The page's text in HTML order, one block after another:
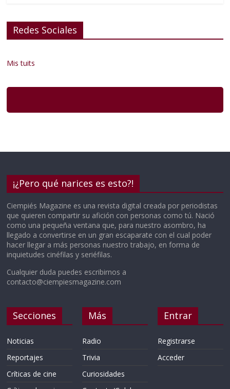
Redes Sociales
Mis tuits
¡¿Pero qué narices es esto?!
Ciempiés Magazine es una revista digital creada por periodistas
que quieren compartir su afición con personas como tú. Nació
como una pequeña ventana que, para nuestro asombro, ha
llegado a convertirse en un gran escaparate con el cual poder
hacer llegar a más personas nuestro trabajo, en forma de
inquietudes cinéfilas y seriéfilas.
Cualquier duda puedes escribirnos a
contacto@ciempiesmagazine.com
Secciones
Noticias
Reportajes
Críticas de cine
Más
Radio
Trivia
Curiosidades
Entrar
Registrarse
Acceder